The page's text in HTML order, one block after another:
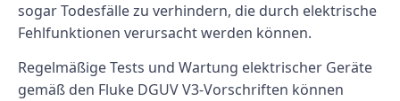
sogar Todesfälle zu verhindern, die durch elektrische
Fehlfunktionen verursacht werden können.
Regelmäßige Tests und Wartung elektrischer Geräte
gemäß den Fluke DGUV V3-Vorschriften können